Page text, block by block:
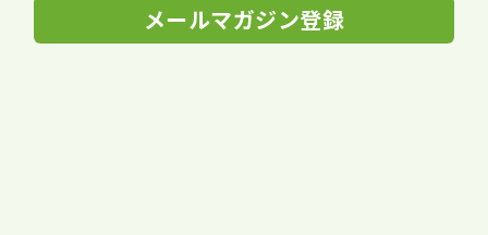
メールマガジン登録